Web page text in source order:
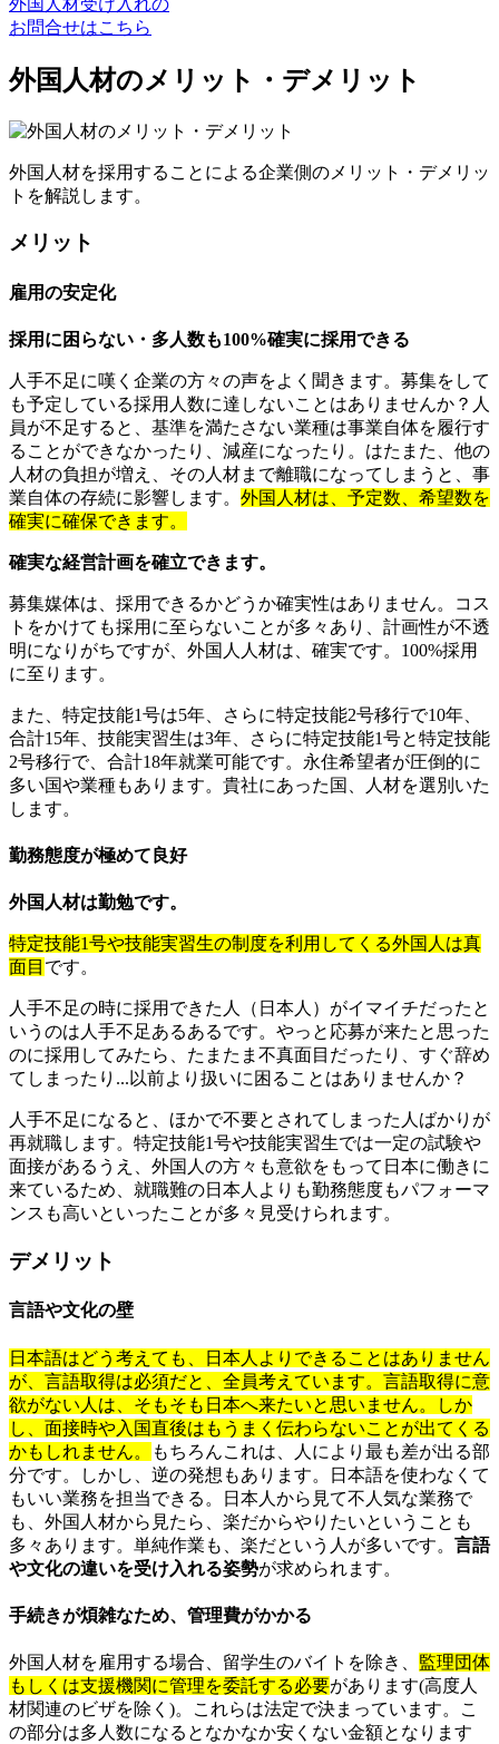
お問合せはこちら
外国人材のメリット・デメリット
外国人材を採用することによる企業側のメリット・デメリッ
トを解説します。
メリット
雇用の安定化
採用に困らない・多人数も100%確実に採用できる
人手不足に嘆く企業の方々の声をよく聞きます。募集をして
も予定している採用人数に達しないことはありませんか？人
員が不足すると、基準を満たさない業種は事業自体を履行す
ることができなかったり、減産になったり。はたまた、他の
人材の負担が増え、その人材まで離職になってしまうと、事
業自体の存続に影響します。 外国人材は、予定数、希望数を
確実に確保できます。
確実な経営計画を確立できます。
募集媒体は、採用できるかどうか確実性はありません。コス
トをかけても採用に至らないことが多々あり、計画性が不透
明になりがちですが、外国人人材は、確実です。100%採用
に至ります。
また、特定技能1号は5年、さらに特定技能2号移行で10年、
合計15年、技能実習生は3年、さらに特定技能1号と特定技能
2号移行で、合計18年就業可能です。永住希望者が圧倒的に
多い国や業種もあります。貴社にあった国、人材を選別いた
します。
勤務態度が極めて良好
外国人材は勤勉です。
特定技能1号や技能実習生の制度を利用してくる外国人は真
面目 です。
人手不足の時に採用できた人（日本人）がイマイチだったと
いうのは人手不足あるあるです。やっと応募が来たと思った
のに採用してみたら、たまたま不真面目だったり、すぐ辞め
てしまったり...以前より扱いに困ることはありませんか？
人手不足になると、ほかで不要とされてしまった人ばかりが
再就職します。特定技能1号や技能実習生では一定の試験や
面接があるうえ、外国人の方々も意欲をもって日本に働きに
来ているため、就職難の日本人よりも勤務態度もパフォーマ
ンスも高いといったことが多々見受けられます。
デメリット
言語や文化の壁
日本語はどう考えても、日本人よりできることはありません
が、言語取得は必須だと、全員考えています。言語取得に意
欲がない人は、そもそも日本へ来たいと思いません。しか
し、面接時や入国直後はもうまく伝わらないことが出てくる
かもしれません。
もちろんこれは、人により最も差が出る部
分です。しかし、逆の発想もあります。日本語を使わなくて
もいい業務を担当できる。日本人から見て不人気な業務で
も、外国人材から見たら、楽だからやりたいということも
多々あります。単純作業も、楽だという人が多いです。 言語
や文化の違いを受け入れる姿勢が求められます。
手続きが煩雑なため、管理費がかかる
外国人材を雇用する場合、留学生のバイトを除き、 監理団体
もしくは支援機関に管理を委託する必要があります(高度人
材関連のビザを除く)。これらは法定で決まっています。こ
の部分は多人数になるとなかなか安くない金額となります